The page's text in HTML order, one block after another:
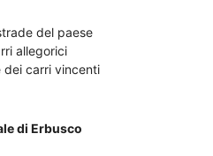
del paese
allegorici
dei carri vincenti
di Erbusco